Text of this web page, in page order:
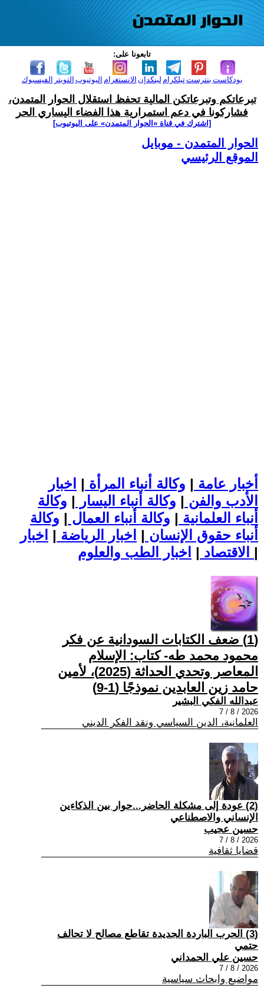
تابعونا على:
الفيسبوك التويتر اليوتيوب الانستغرام لينكدإن تيلكرامبنترست بودكاست
تبرعاتكم وتبرعاتكن المالية تحفظ استقلال الحوار المتمدن،
فشاركونا في دعم استمرارية هذا الفضاء اليساري الحر
[اشترك في قناة ‫«الحوار المتمدن» على اليوتيوب]
الحوار المتمدن - موبايل
الموقع الرئيسي
أخبار عامة | وكالة أنباء المرأة | اخبار
الأدب والفن | وكالة أنباء اليسار | وكالة
أنباء العلمانية | وكالة أنباء العمال | وكالة
أنباء حقوق الإنسان | اخبار الرياضة | اخبار
الاقتصاد | |
(1) ضعف الكتابات السودانية عن فكر
محمود محمد طه- كتاب: الإسلام
المعاصر وتحدي الحداثة (2025)، لأمين
حامد زين العابدين نموذجًا (1-9)
عبدالله الفكي البشير
2026 / 8 / 7
العلمانية، الدين السياسي ونقد الفكر الديني
(2) عودة إلى مشكلة الحاضر...حوار بين الذكاءين
الإنساني والاصطناعي
حسين عجيب
2026 / 8 / 7
قضايا ثقافية
(3) الحرب الباردة الجديدة تقاطع مصالح لا تحالف
حتمي
حسين علي الحمداني
2026 / 8 / 7
مواضيع وابحاث سياسية